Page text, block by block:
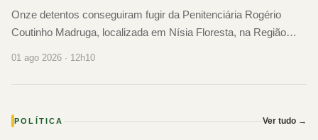
Onze detentos conseguiram fugir da Penitenciária Rogério
Coutinho Madruga, localizada em Nísia Floresta, na Região
01 ago 2026 · 12h10
POLÍTICA Ver tudo →